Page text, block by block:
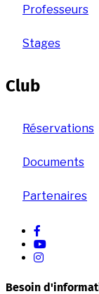
Professeurs
Stages
Club
Réservations
Documents
Partenaires
Youtube
Besoin